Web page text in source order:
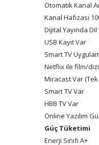
Otomatik Kanal
Kanal Hafızası
Dijital Yayında
USB Kayıt Var
Smart TV
Netflix ile film/
Miracast Var (Tek
Smart TV Var
HBB TV Var
Online Yazılım
Güç Tüketimi
Enerji Sınıfı A+